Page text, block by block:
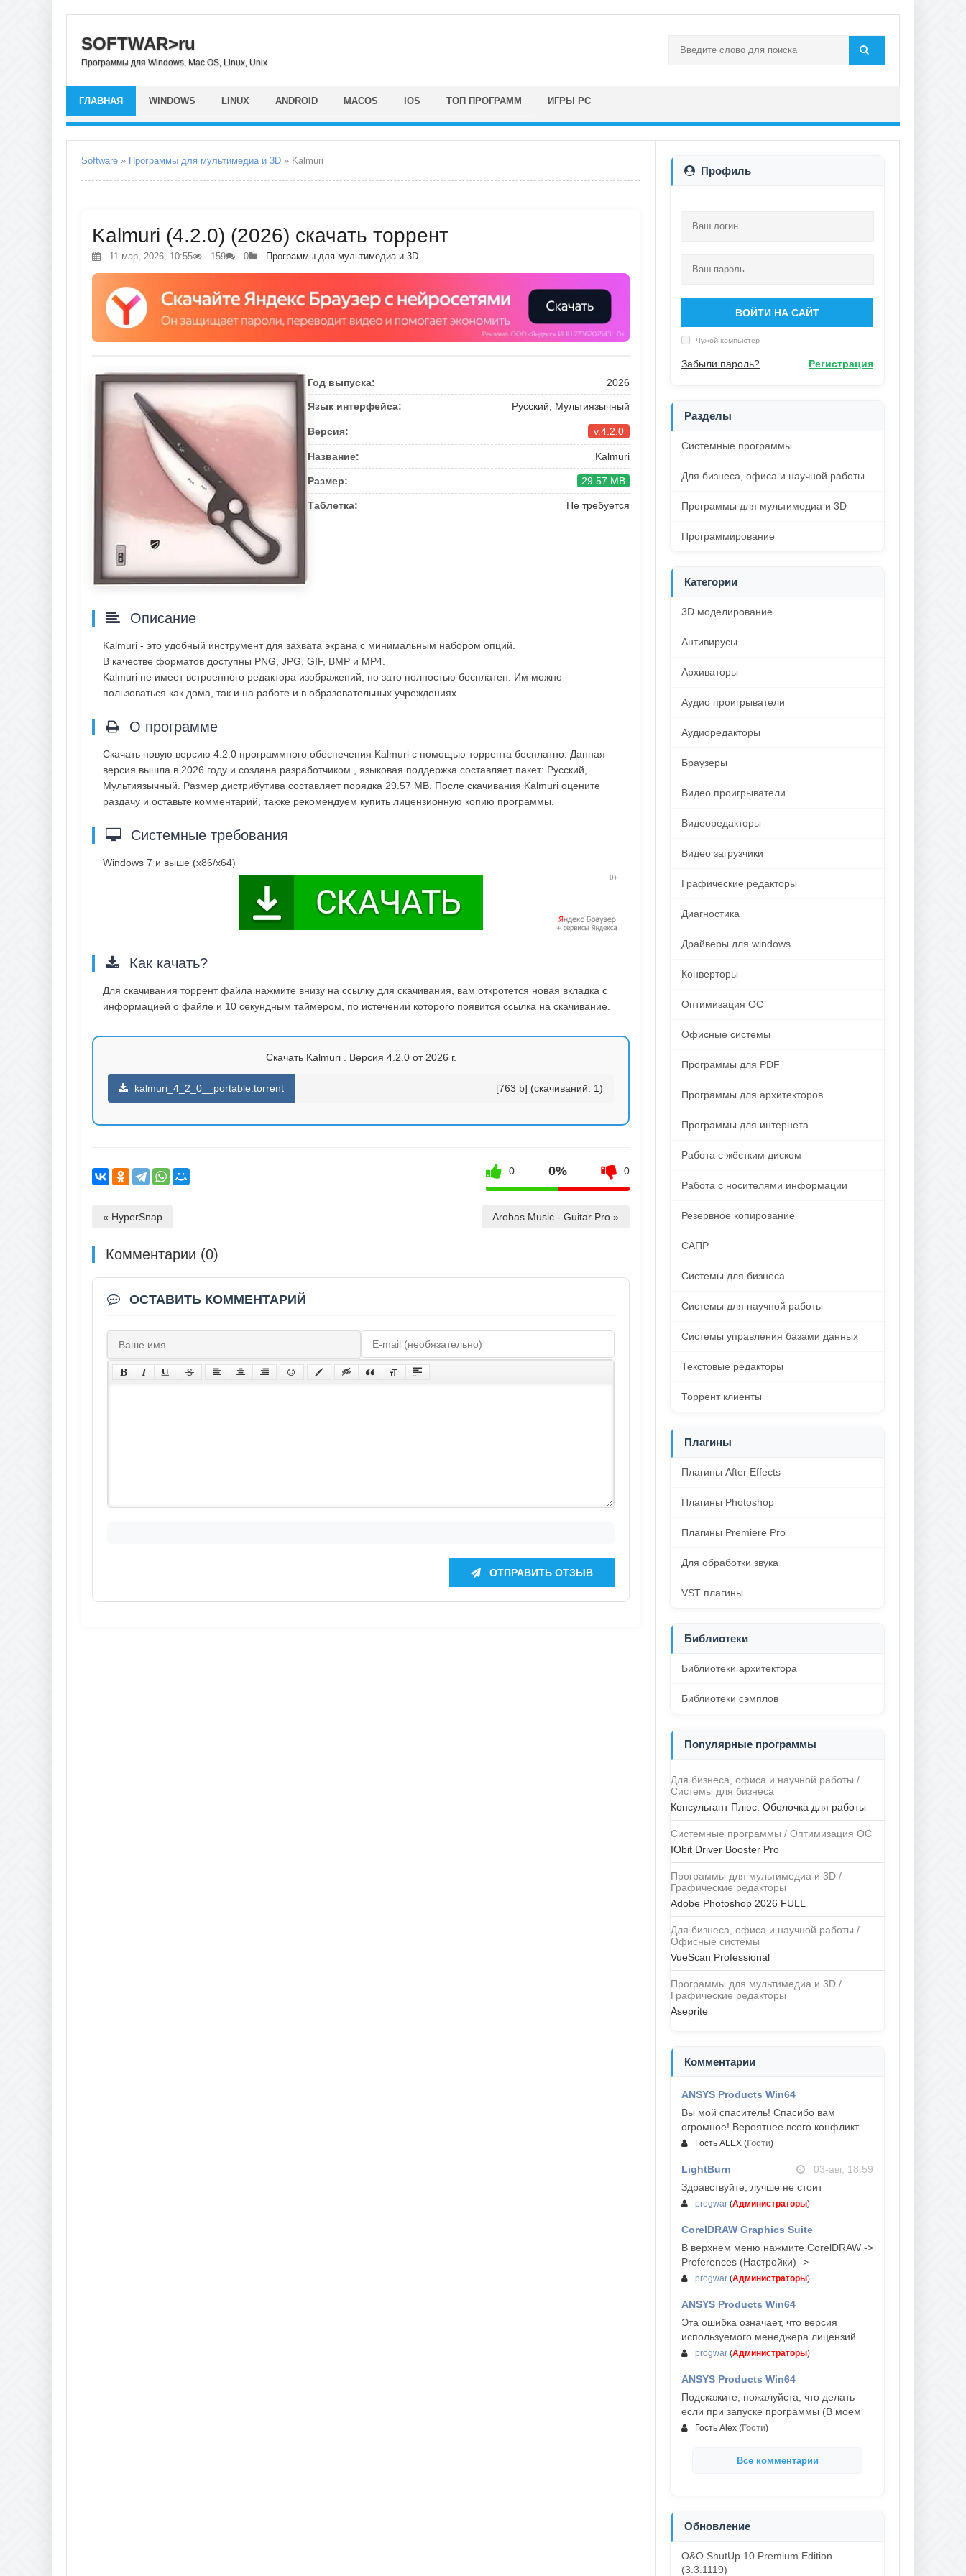
SOFTWAR>ru
Программы для Windows, Mac OS, Linux, Unix
ГЛАВНАЯ WINDOWS LINUX ANDROID MACOS IOS ТОП ПРОГРАММ ИГРЫ PC
Software » Программы для мультимедиа и 3D » Kalmuri
Kalmuri (4.2.0) (2026) скачать торрент
11-мар, 2026, 10:55 159 0 Программы для мультимедиа и 3D
Год выпуска: 2026
Язык интерфейса: Русский, Мультиязычный
Версия: v.4.2.0
Название: Kalmuri
Размер: 29.57 MB
Таблетка: Не требуется
Описание
Kalmuri - это удобный инструмент для захвата экрана с минимальным набором опций.
В качестве форматов доступны PNG, JPG, GIF, BMP и MP4.
Kalmuri не имеет встроенного редактора изображений, но зато полностью бесплатен. Им можно
пользоваться как дома, так и на работе и в образовательных учреждениях.
О программе
Скачать новую версию 4.2.0 программного обеспечения Kalmuri с помощью торрента бесплатно. Данная
версия вышла в 2026 году и создана разработчиком , языковая поддержка составляет пакет: Русский,
Мультиязычный. Размер дистрибутива составляет порядка 29.57 MB. После скачивания Kalmuri оцените
раздачу и оставьте комментарий, также рекомендуем купить лицензионную копию программы.
Системные требования
Windows 7 и выше (x86/x64)
Как качать?
Для скачивания торрент файла нажмите внизу на ссылку для скачивания, вам откротется новая вкладка с
информацией о файле и 10 секундным таймером, по истечении которого появится ссылка на скачивание.
Скачать Kalmuri . Версия 4.2.0 от 2026 г.
kalmuri_4_2_0__portable.torrent [763 b] (cкачиваний: 1)
0 0% 0
« HyperSnap Arobas Music - Guitar Pro »
Комментарии (0)
ОСТАВИТЬ КОММЕНТАРИЙ
ОТПРАВИТЬ ОТЗЫВ
Профиль
ВОЙТИ НА САЙТ
Чужой компьютер
Забыли пароль? Регистрация
Разделы
Системные программы
Для бизнеса, офиса и научной работы
Программы для мультимедиа и 3D
Программирование
Категории
3D моделирование
Антивирусы
Архиваторы
Аудио проигрыватели
Аудиоредакторы
Браузеры
Видео проигрыватели
Видеоредакторы
Видео загрузчики
Графические редакторы
Диагностика
Драйверы для windows
Конверторы
Оптимизация ОС
Офисные системы
Программы для PDF
Программы для архитекторов
Программы для интернета
Работа с жёстким диском
Работа с носителями информации
Резервное копирование
САПР
Системы для бизнеса
Системы для научной работы
Системы управления базами данных
Текстовые редакторы
Торрент клиенты
Плагины
Плагины After Effects
Плагины Photoshop
Плагины Premiere Pro
Для обработки звука
VST плагины
Библиотеки
Библиотеки архитектора
Библиотеки сэмплов
Популярные программы
Для бизнеса, офиса и научной работы /
Системы для бизнеса
Консультант Плюс. Оболочка для работы
Системные программы / Оптимизация ОС
IObit Driver Booster Pro
Программы для мультимедиа и 3D /
Графические редакторы
Adobe Photoshop 2026 FULL
Для бизнеса, офиса и научной работы /
Офисные системы
VueScan Professional
Программы для мультимедиа и 3D /
Графические редакторы
Aseprite
Комментарии
ANSYS Products Win64
Вы мой спаситель! Спасибо вам
огромное! Вероятнее всего конфликт
Гость ALEX (Гости)
LightBurn
03-авг, 18:59
Здравствуйте, лучше не стоит
progwar (Администраторы)
CorelDRAW Graphics Suite
03-авг, 18:58
В верхнем меню нажмите CorelDRAW ->
Preferences (Настройки) ->
progwar (Администраторы)
ANSYS Products Win64
Эта ошибка означает, что версия
используемого менеджера лицензий
progwar (Администраторы)
ANSYS Products Win64
Подскажите, пожалуйста, что делать
если при запуске программы (В моем
Гость Alex (Гости)
Все комментарии
Обновление
O&O ShutUp 10 Premium Edition
(3.3.1119)